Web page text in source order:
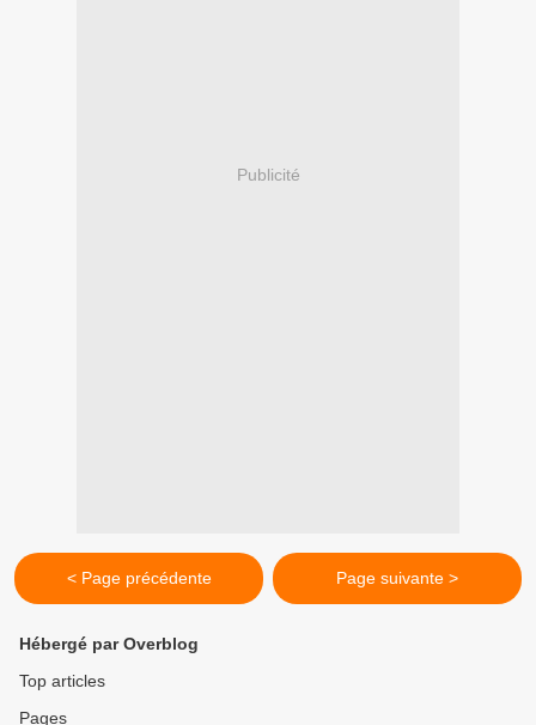
Publicité
< Page précédente Page suivante >
Hébergé par Overblog
Top articles
Pages